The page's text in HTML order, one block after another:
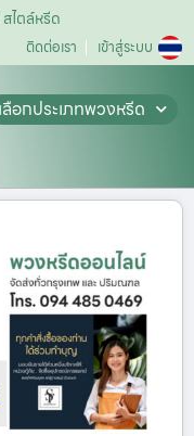
ไตล์หรีด
ติดต่อเรา เข้าสู่ระบบ
เลือกประเภทพวงหรีด